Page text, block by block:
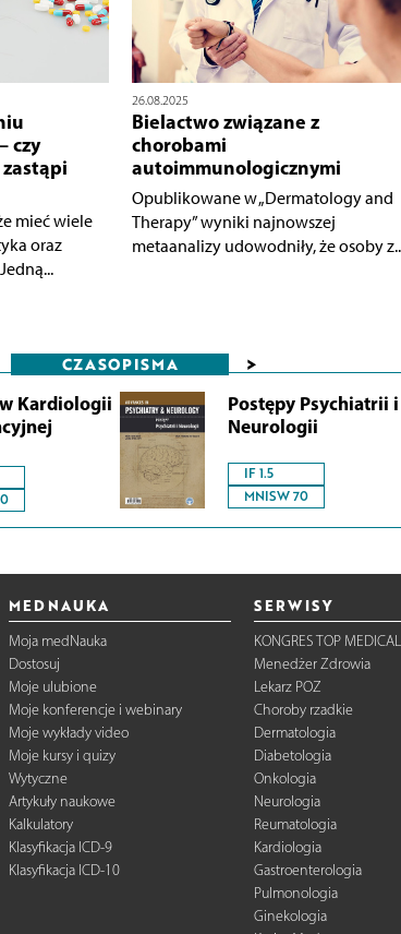
czy
mieć wiele
oraz
26.08.2025
Bielactwo związane z
chorobami
autoimmunologicznymi
Opublikowane w „Dermatology and
Therapy” wyniki najnowszej
metaanalizy udowodniły, że osoby
CZASOPISMA >
Kardiologii
Postępy Psychiatrii i
Neurologii
IF 1.5
MNISW 70
MEDNAUKA
Moja medNauka
Dostosuj
Moje ulubione
Moje konferencje i webinary
Moje wykłady video
Moje kursy i quizy
Wytyczne
Artykuły naukowe
Kalkulatory
Klasyfikacja ICD-9
Klasyfikacja ICD-10
SERWISY
KONGRES TOP
Menedżer Zdrowia
Lekarz POZ
Choroby rzadkie
Dermatologia
Diabetologia
Onkologia
Neurologia
Reumatologia
Kardiologia
Gastroenterologia
Pulmonologia
Ginekologia